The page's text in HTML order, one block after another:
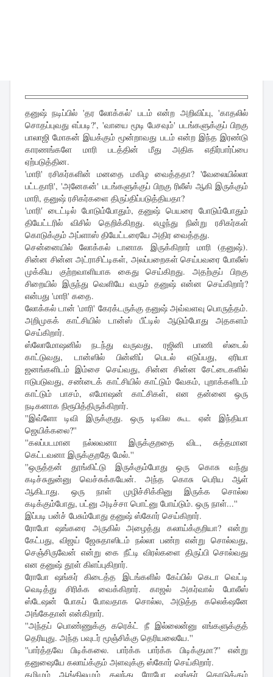
தனுஷ் நடிப்பில் 'தர லோக்கல்' படம் என்ற அறிவிப்பு, 'காதலில்
சொதப்புவது எப்படி?', 'வாயை மூடி பேசவும்' படங்களுக்குப் பிறகு
பாலாஜி மோகன் இயக்கும் மூன்றாவது படம் என்ற இந்த இரண்டு
காரணங்களே மாரி படத்தின் மீது அதிக எதிர்பார்ப்பை
ஏற்படுத்தின.
'மாரி' ரசிகர்களின் மனதை மகிழ வைத்ததா? 'வேலையில்லா
பட்டதாரி', 'அனேகன்' படங்களுக்குப் பிறகு ரிலீஸ் ஆகி இருக்கும்
மாரி, தனுஷ் ரசிகர்களை திருப்திப்படுத்தியதா?
'மாரி' டைட்டில் போடும்போதும், தனுஷ் பெயரை போடும்போதும்
தியேட்டரில் விசில் தெறிக்கிறது. எழுந்து நின்று ரசிகர்கள்
கொடுக்கும் அப்ளாஸ் தியேட்டரையே அதிர வைத்தது.
சென்னையில் லோக்கல் டானாக இருக்கிறார் மாரி (தனுஷ்).
சின்ன சின்ன அட்ராசிட்டிகள், அலப்பறைகள் செய்பவரை போலீஸ்
முக்கிய குற்றவாளியாக கைது செய்கிறது. அதற்குப் பிறகு
சிறையில் இருந்து வெளியே வரும் தனுஷ் என்ன செய்கிறார்?
என்பது 'மாரி' கதை.
லோக்கல் டான் 'மாரி' கேரக்டருக்கு தனுஷ் அவ்வளவு பொருத்தம்.
அறிமுகக் காட்சியில் டான்ஸ் பீட்டில் ஆடும்போது அதகளம்
செய்கிறார்.
ஸ்லோமோஷனில் நடந்து வருவது, ரஜினி பாணி ஸ்டைல்
காட்டுவது, டான்ஸில் பின்னிப் பெடல் எடுப்பது, ஏரியா
ஜனங்களிடம் இம்சை செய்வது, சின்ன சின்ன சேட்டைகளில்
ஈடுபடுவது, சண்டைக் காட்சியில் காட்டும் வேகம், புறாக்களிடம்
காட்டும் பாசம், எமோஷன் காட்சிகள், என தன்னை ஒரு
நடிகனாக நிரூபித்திருக்கிறார்.
''இவ்ளோ டிவி இருக்குது. ஒரு டிவில கூட ஏன் இந்தியா
ஜெயிக்கலை?''
''கலப்படமான நல்லவனா இருக்குறதை விட, சுத்தமான
கெட்டவனா இருக்குறதே மேல்.''
''ஒருத்தன் தூங்கிட்டு இருக்கும்போது ஒரு கொசு வந்து
கடிச்சுதுன்னு வெச்சுக்கயேன். அந்த கொசு பெரிய ஆள்
ஆகிடாது. ஒரு நாள் முழிச்சிக்கினு இருக்க சொல்ல
கடிக்கும்போது, பட்னு அடிச்சா பொட்னு போய்டும். ஒரு நாள்...''
இப்படி பன்ச் பேசும்போது தனுஷ் ஸ்கோர் செய்கிறார்.
ரோபோ ஷங்கரை அருகில் அழைத்து கலாய்க்குறியா? என்று
கேட்பது, விஜய் ஜேசுதாஸிடம் நல்லா பண்ற என்று சொல்வது,
செஞ்சிருவேன் என்று கை நீட்டி விரல்களை திருப்பி சொல்வது
என தனுஷ் தூள் கிளப்புகிறார்.
ரோபோ ஷங்கர் கிடைத்த இடங்களில் கேப்பில் கெடா வெட்டி
வெடித்து சிரிக்க வைக்கிறார். காஜல் அகர்வால் போலீஸ்
ஸ்டேஷன் போகப் போவதாக சொல்ல, அடுத்த கலெக்‌ஷனே
அங்கேதான் என்கிறார்.
''அந்தப் பொண்ணுக்கு கரெக்ட் நீ இல்லைன்னு எங்களுக்குத்
தெரியுது. அந்த பவுடர் மூஞ்சிக்கு தெரியலையே.''
''பார்த்தவே பிடிக்கலை. பார்க்க பார்க்க பிடிக்குமா?'' என்று
தனுஷையே கலாய்க்கும் அளவுக்கு ஸ்கோர் செய்கிறார்.
தமிழும் ஆங்கிலமும் கலந்து ரோபோ ஷங்கர் கொடுக்கும்